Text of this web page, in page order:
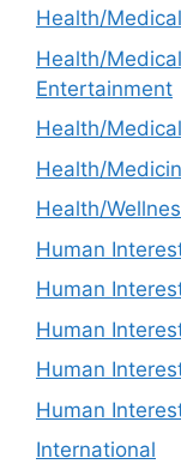
Health/Medical
Health/
Entertainment
Health/
Health/
Health/
Human
Human
Human
Human
Human
International